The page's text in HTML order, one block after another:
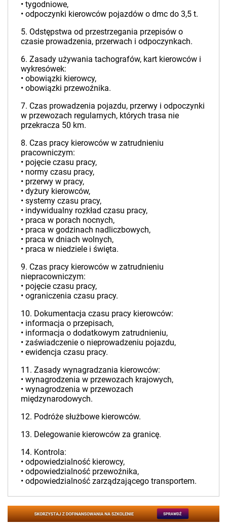
• tygodniowe,
• odpoczynki kierowców pojazdów o dmc do 3,5 t.
5. Odstępstwa od przestrzegania przepisów o
czasie prowadzenia, przerwach i odpoczynkach.
6. Zasady używania tachografów, kart kierowców i
wykresówek:
• obowiązki kierowcy,
• obowiązki przewoźnika.
7. Czas prowadzenia pojazdu, przerwy i odpoczynki
w przewozach regularnych, których trasa nie
przekracza 50 km.
8. Czas pracy kierowców w zatrudnieniu
pracowniczym:
• pojęcie czasu pracy,
• normy czasu pracy,
• przerwy w pracy,
• dyżury kierowców,
• systemy czasu pracy,
• indywidualny rozkład czasu pracy,
• praca w porach nocnych,
• praca w godzinach nadliczbowych,
• praca w dniach wolnych,
• praca w niedziele i święta.
9. Czas pracy kierowców w zatrudnieniu
niepracowniczym:
• pojęcie czasu pracy,
• ograniczenia czasu pracy.
10. Dokumentacja czasu pracy kierowców:
• informacja o przepisach,
• informacja o dodatkowym zatrudnieniu,
• zaświadczenie o nieprowadzeniu pojazdu,
• ewidencja czasu pracy.
11. Zasady wynagradzania kierowców:
• wynagrodzenia w przewozach krajowych,
• wynagrodzenia w przewozach
międzynarodowych.
12. Podróże służbowe kierowców.
13. Delegowanie kierowców za granicę.
14. Kontrola:
• odpowiedzialność kierowcy,
• odpowiedzialność przewoźnika,
• odpowiedzialność zarządzającego transportem.